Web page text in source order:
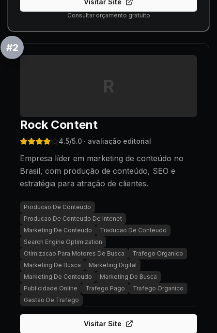
Visitar Site
Consultar orçamento gratuito
#2
R
Rock Content
4.5/5.0 · avaliação editorial
Empresa líder em marketing de conteúdo no
Brasil, com produção de conteúdo, SEO e
estratégia para atração de clientes.
Producao De Conteudo
Producao De Conteudo De Intenet
Marketing De Conteudo
Traducao De Conteudo
Search Engine Optimization
Otimizacao Para Motores De Busca
Trafego Organico
Marketing De Busca
Marketing Digital
Marketing De Conteudo
Marketing De Busca
Publicidade Online
Trafego Pago
Trafego Organico
Gestao De Trafego
Visitar Site